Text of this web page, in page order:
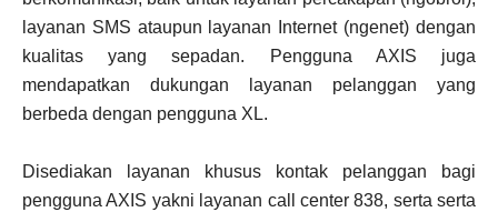
layanan SMS ataupun layanan Internet (ngenet) dengan
kualitas yang sepadan. Pengguna AXIS juga
mendapatkan dukungan layanan pelanggan yang
berbeda dengan pengguna XL.
Disediakan layanan khusus kontak pelanggan bagi
pengguna AXIS yakni layanan call center 838, serta serta